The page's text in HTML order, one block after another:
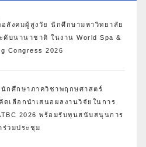
อสังคมผู้สูงวัย นักศึกษามหาวิทยาลัย
ดับนานาชาติ ในงาน World Spa &
Congress 2026
กศึกษาภาควิชาพฤกษศาสตร์
เลือกนำเสนอผลงานวิจัยในการ
2026 พร้อมรับทุนสนับสนุนการ
ร่วมประชุม